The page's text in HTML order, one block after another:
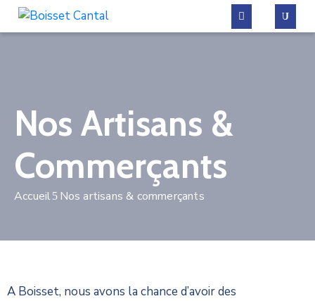
Vivre
Boisset
Démarches
Contactez-
Nos Artisans &
Commerçants
Accueil Nos artisans & commerçants
A Boisset, nous avons la chance d’avoir des